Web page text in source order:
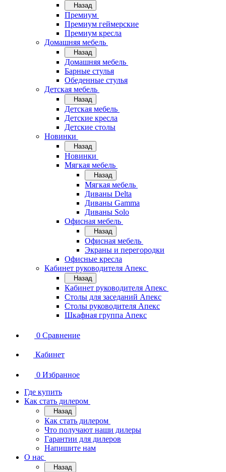
Назад
Премиум
Премиум геймерские
Премиум кресла
Домашняя мебель
Назад
Домашняя мебель
Барные стулья
Обеденные стулья
Детская мебель
Назад
Детская мебель
Детские кресла
Детские столы
Новинки
Назад
Новинки
Мягкая мебель
Назад
Мягкая мебель
Диваны Delta
Диваны Gamma
Диваны Solo
Офисная мебель
Назад
Офисная мебель
Экраны и перегородки
Офисные кресла
Кабинет руководителя Апекс
Назад
Кабинет руководителя Апекс
Столы для заседаний Апекс
Столы руководителя Апекс
Шкафная группа Апекс
0 Сравнение
Кабинет
0 Избранное
Где купить
Как стать дилером
Назад
Как стать дилером
Что получают наши дилеры
Гарантии для дилеров
Напишите нам
О нас
Назад